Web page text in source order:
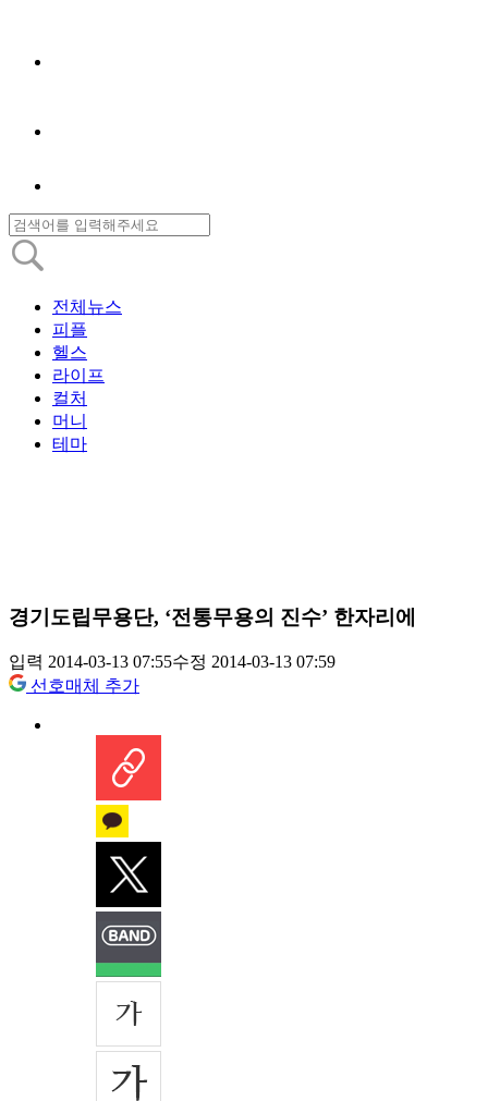
전체뉴스
피플
헬스
라이프
컬처
머니
테마
경기도립무용단, ‘전통무용의 진수’ 한자리에
입력 2014-03-13 07:55수정 2014-03-13 07:59
선호매체 추가